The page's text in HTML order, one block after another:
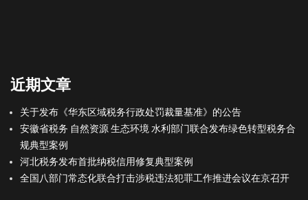
近期文章
关于发布《华东区域税务行政处罚裁量基准》的公告
安徽省税务 自然资源 生态环境 水利部门联合发布绿色转型税务合
规典型案例
河北税务发布首批纳税信用修复典型案例
全国八部门常态化联合打击涉税违法犯罪工作推进会议在京召开